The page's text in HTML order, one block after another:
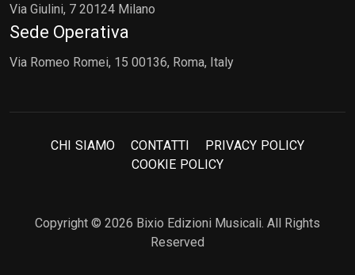
Via Giulini, 7 20124 Milano
Sede Operativa
Via Romeo Romei, 15 00136, Roma, Italy
Copyright © 2026 Bixio Edizioni Musicali. All Rights
Reserved
CHI SIAMO CONTATTI PRIVACY POLICY
COOKIE POLICY